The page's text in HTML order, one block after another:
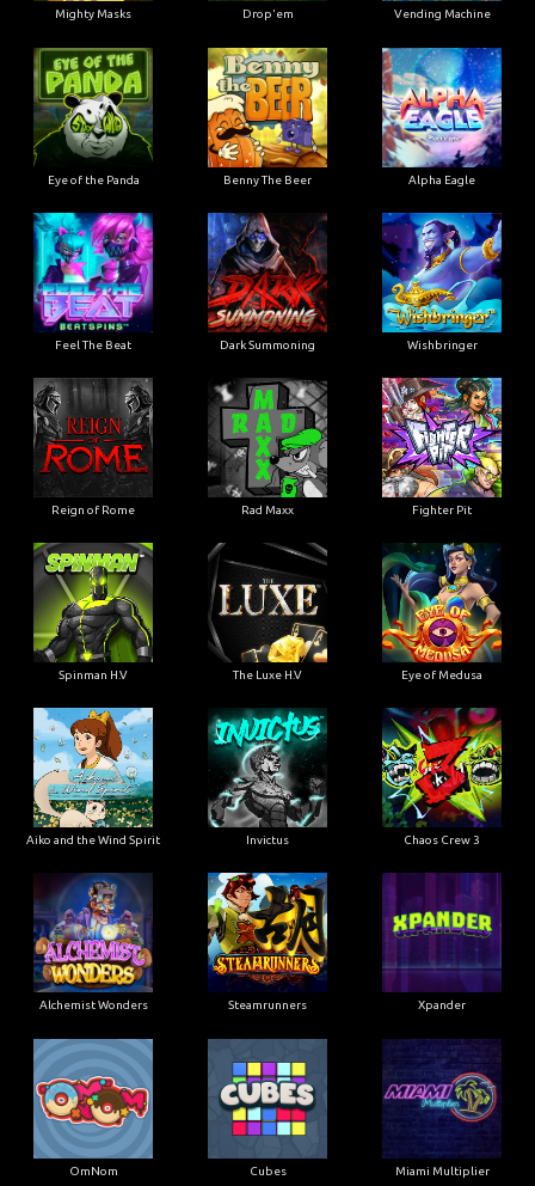
Mighty Masks Drop'em Vending Machine
Eye of the Panda Benny The Beer Alpha Eagle
Feel The Beat Dark Summoning Wishbringer
Reign of Rome Rad Maxx Fighter Pit
Spinman H.V The Luxe H.V Eye of Medusa
Aiko and the Wind Spirit Invictus Chaos Crew 3
Alchemist Wonders Steamrunners Xpander
OmNom Cubes Miami Multiplier